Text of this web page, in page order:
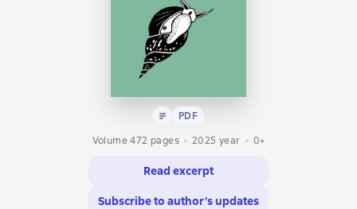
Text PDF
PDF
Volume 472 pages
2025 year 0+
Read excerpt
Subscribe to author’s updates